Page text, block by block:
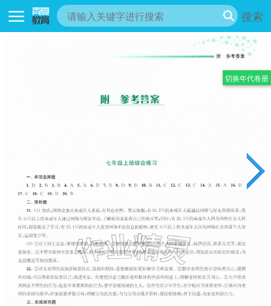
搜索
切换年代卷册